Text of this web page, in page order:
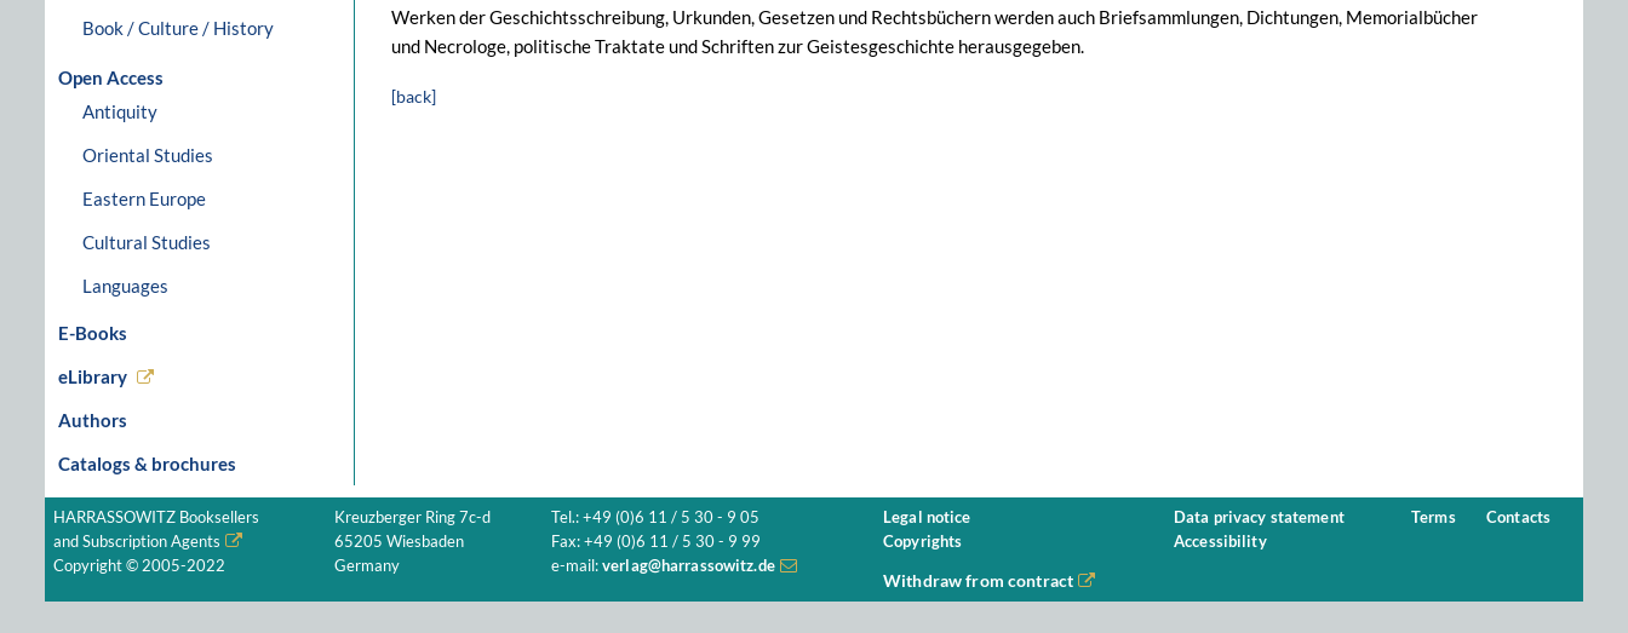
Book / Culture / History
Open Access
Antiquity
Oriental Studies
Eastern Europe
Cultural Studies
Languages
E-Books
eLibrary
Authors
Catalogs & brochures
Werken der Geschichtsschreibung, Urkunden, Gesetzen und Rechtsbüchern werden auch Briefsammlungen, Dichtungen, Memorialbücher
und Necrologe, politische Traktate und Schriften zur Geistesgeschichte herausgegeben.
[back]
HARRASSOWITZ Booksellers
and Subscription Agents
Copyright © 2005-2022
Kreuzberger Ring 7c-d
65205 Wiesbaden
Germany
Tel.: +49 (0)6 11 / 5 30 - 9 05
Fax: +49 (0)6 11 / 5 30 - 9 99
e-mail: verlag@harrassowitz.de
Legal notice
Copyrights
Data privacy statement
Accessibility
Terms Contacts
Withdraw from contract